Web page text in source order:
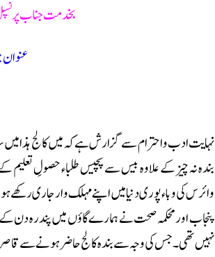
بخدمت جناب
عنوان
نہایت ادب و احترام سے گزارش ہے کہ میں کالج ہذا میں
بندہ نہ چیز کے علاوہ بیس سے پچیس طلباء حصولِ
وائرس کی وباء پوری دنیا میں اپنے مہلک وار جاری
پنجاب اور محکمہ صحت نے ہمارے گاؤں میں پندرہ دن
نہیں تھی ۔جس کی وجہ سے بندہ کالج حاضر ہونے سے